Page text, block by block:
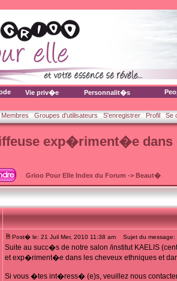
Vie priv�e Personnalit�s
Groupes d'utilisateurs S'enregistrer Profil Se
exp�riment�e dans
Grioo Pour Elle Index du Forum -> Beaut�
Post� le: 21 Juil Mer, 2010 11:38 am Sujet du message:
Suite au succ�s de notre salon /institut KAELIS
et exp�riment�e dans les cheveux ethniques et
Si vous �tes int�ress� (e)s, veuillez nous